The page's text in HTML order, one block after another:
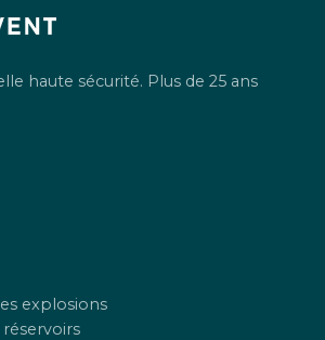
haute sécurité. Plus de 25 ans
explosions